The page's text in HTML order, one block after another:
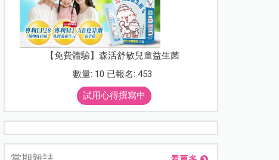
【免費體驗】森活舒敏兒童益生菌
數量: 10 已報名: 453
試用心得撰寫中